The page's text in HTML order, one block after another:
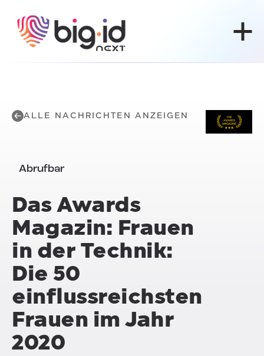
ALLE NACHRICHTEN ANZEIGEN
Abrufbar
Das Awards
Magazin: Frauen
in der Technik:
Die 50
einflussreichsten
Frauen im Jahr
2020